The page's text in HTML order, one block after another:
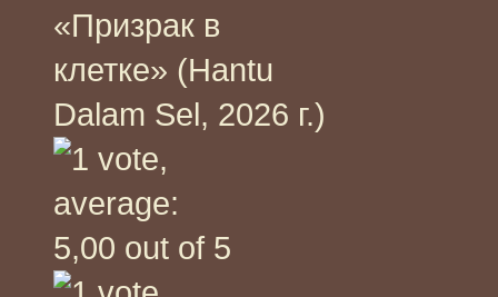
«Призрак в
клетке» (Hantu
Dalam Sel, 2026 г.)